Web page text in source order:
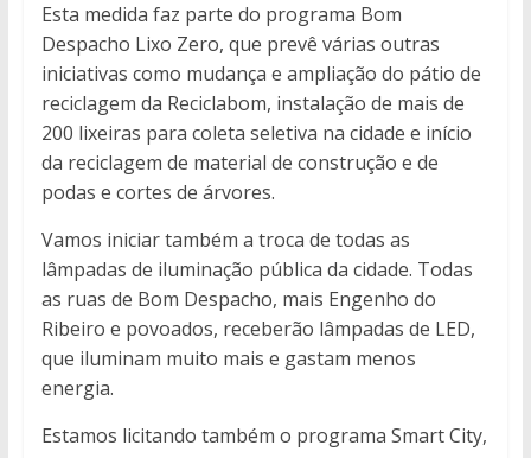
Esta medida faz parte do programa Bom
Despacho Lixo Zero, que prevê várias outras
iniciativas como mudança e ampliação do pátio de
reciclagem da Reciclabom, instalação de mais de
200 lixeiras para coleta seletiva na cidade e início
da reciclagem de material de construção e de
podas e cortes de árvores.
Vamos iniciar também a troca de todas as
lâmpadas de iluminação pública da cidade. Todas
as ruas de Bom Despacho, mais Engenho do
Ribeiro e povoados, receberão lâmpadas de LED,
que iluminam muito mais e gastam menos
energia.
Estamos licitando também o programa Smart City,